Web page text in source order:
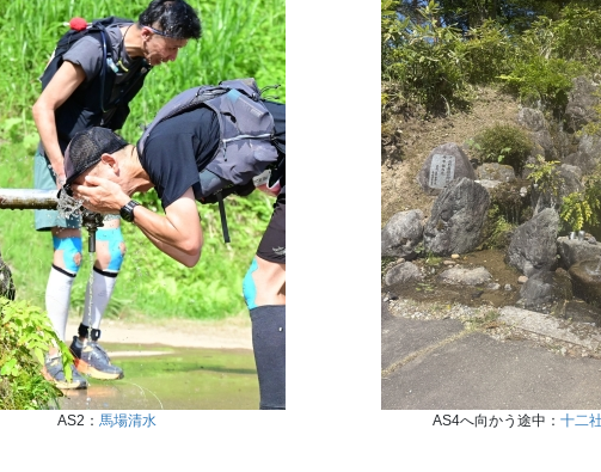
AS2： 馬場清水 AS4へ向かう途中： 十二